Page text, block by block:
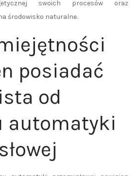
swoich procesów oraz
środowisko naturalne.
posiadać
od
automatyki